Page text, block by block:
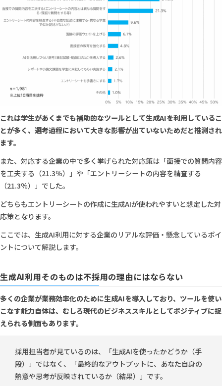
これは学生があくまでも補助的なツールとして生成AIを利用しているこ
とが多く、選考過程において大きな影響が出ていないためだと推測され
ます。
また、対応する企業の中で多く挙げられた対応策は「面接での質問内容
を工夫する（21.3％）」や「エントリーシートの内容を精査する
（21.3％）」でした。
どちらもエントリーシートの作成に生成AIが使われやすいと想定した対
応策となります。
ここでは、生成AI利用に対する企業のリアルな評価・懸念しているポイ
ントについて解説します。
生成AI利用そのものは不採用の理由にはならない
多くの企業が業務効率化のために生成AIを導入しており、ツールを使い
こなす能力自体は、むしろ現代のビジネススキルとしてポジティブに捉
えられる側面もあります。
採用担当者が見ているのは、「生成AIを使ったかどうか（手
段）」ではなく、「最終的なアウトプットに、あなた自身の
熱意や思考が反映されているか（結果）」です。